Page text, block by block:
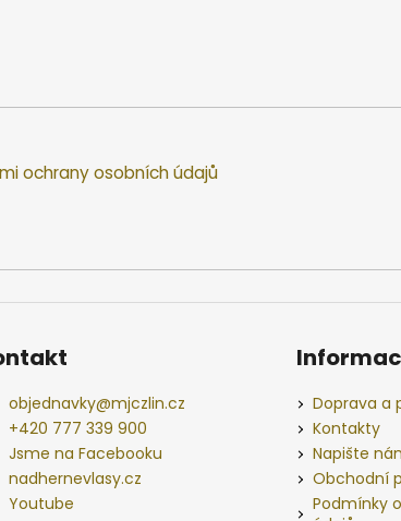
ochrany osobních údajů
objednavky@mjczlin.cz
+420 777 339 900
Jsme na Facebooku
nadhernevlasy.cz
Youtube
Doprava a
Kontakty
Napište
Obchodní
Podmínky